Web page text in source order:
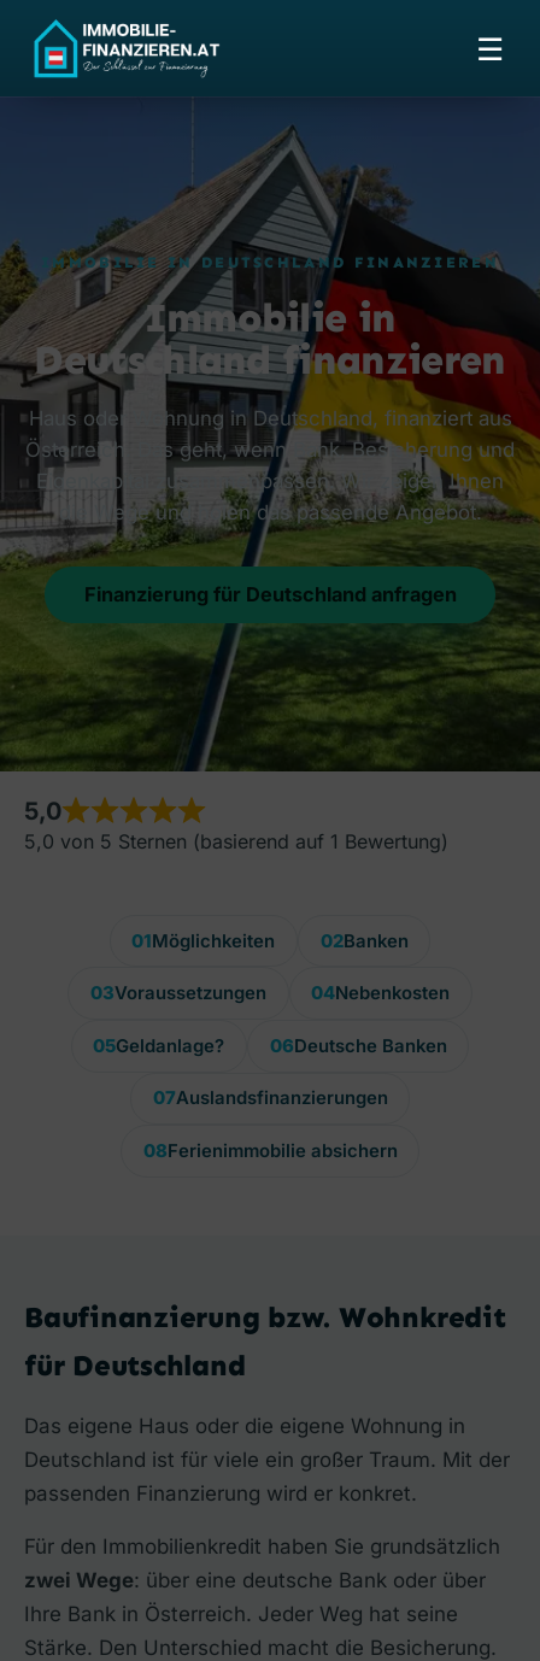
☰
IMMOBILIE IN DEUTSCHLAND FINANZIEREN
Immobilie in
Deutschland finanzieren
Haus oder Wohnung in Deutschland, finanziert aus
Österreich. Das geht, wenn Bank, Besicherung und
Eigenkapital zusammenpassen. Wir zeigen Ihnen
die Wege und holen das passende Angebot.
Finanzierung für Deutschland anfragen
5,0
5,0 von 5 Sternen (basierend auf 1 Bewertung)
01Möglichkeiten 02Banken
03Voraussetzungen 04Nebenkosten
05Geldanlage? 06Deutsche Banken
07Auslandsfinanzierungen
08Ferienimmobilie absichern
Baufinanzierung bzw. Wohnkredit
für Deutschland
Das eigene Haus oder die eigene Wohnung in
Deutschland ist für viele ein großer Traum. Mit der
passenden Finanzierung wird er konkret.
Für den Immobilienkredit haben Sie grundsätzlich
zwei Wege: über eine deutsche Bank oder über
Ihre Bank in Österreich. Jeder Weg hat seine
Stärke. Den Unterschied macht die Besicherung.